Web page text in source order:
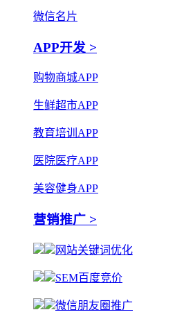
微信名片
APP开发 >
购物商城APP
生鲜超市APP
教育培训APP
医院医疗APP
美容健身APP
营销推广 >
网站关键词优化
SEM百度竞价
微信朋友圈推广